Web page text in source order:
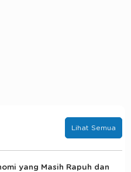
Lihat Semua
yang Masih Rapuh dan